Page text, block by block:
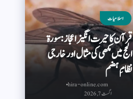
اسلامیات
قرآن کا حیرت انگیز اعجاز: سورۃ
الحج میں مکھی کی مثال اور خارجی
نظامِ ہضم
hira-online.com
اگست 7, 2026